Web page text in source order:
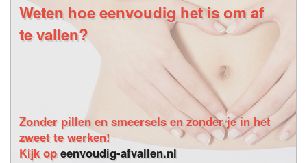
Weten hoe eenvoudig het is om af
te vallen?
Zonder pillen en smeersels en zonder je in het
zweet te werken!
Kijk opeenvoudig-afvallen.nl